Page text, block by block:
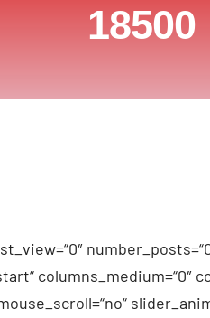
18500
columns_medium=“0″